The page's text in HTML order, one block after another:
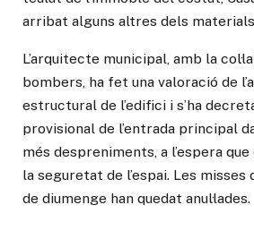
arribat alguns altres dels
L’arquitecte municipal, amb la
bombers, ha fet una valoració de
estructural de l’edifici i s’ha
provisional de l’entrada principal
més despreniments, a l’espera
la seguretat de l’espai. Les misses
de diumenge han quedat anul·lades.